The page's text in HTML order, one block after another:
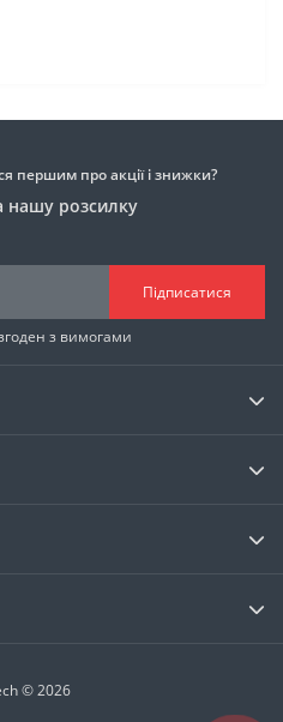
першим про акції і знижки?
нашу розсилку
Підписатися
згоден з вимогами
© 2026